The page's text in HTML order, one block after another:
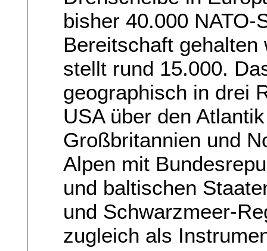
bisher 40.000 NATO-
Bereitschaft
stellt rund 15.000.
geographisch in drei
USA über den
Großbritannien und
Alpen mit
und baltischen
und Schwarzmeer-
zugleich als